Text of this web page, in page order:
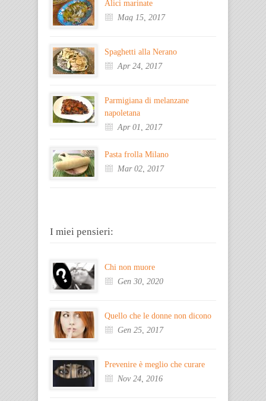
Alici marinate
Mag 15, 2017
Spaghetti alla Nerano
Apr 24, 2017
Parmigiana di melanzane
napoletana
Apr 01, 2017
Pasta frolla Milano
Mar 02, 2017
I miei pensieri:
Chi non muore
Gen 30, 2020
Quello che le donne non dicono
Gen 25, 2017
Prevenire è meglio che curare
Nov 24, 2016